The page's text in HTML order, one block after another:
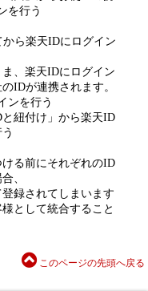
を行う
ら楽天IDにログイン
、楽天IDにログイン
IDが連携されます。
ンを行う
紐付け」から楽天ID
る前にそれぞれのID
、
録されてしまいます
として統合すること
このページの先頭へ戻る